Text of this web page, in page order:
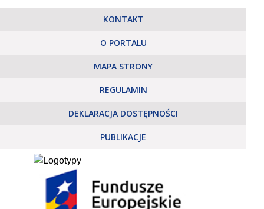
KONTAKT
O PORTALU
MAPA STRONY
REGULAMIN
DEKLARACJA DOSTĘPNOŚCI
PUBLIKACJE